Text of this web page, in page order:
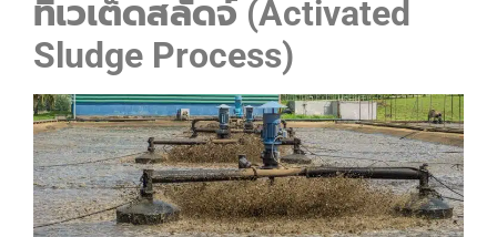
ทิเวเต็ดสลัดจ์ (Activated
Sludge Process)